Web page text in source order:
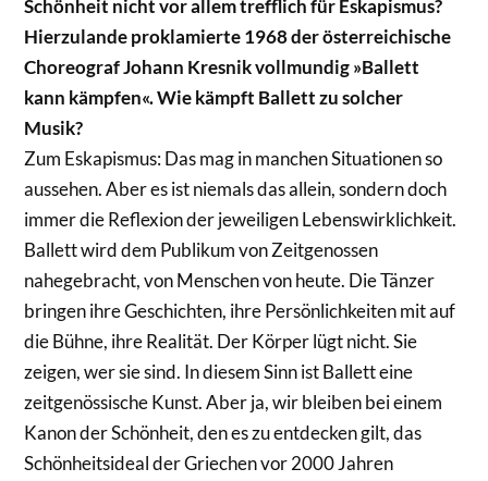
Schönheit nicht vor allem trefflich für Eskapismus?
Hierzulande proklamierte 1968 der österreichische
Choreograf Johann Kresnik vollmundig »Ballett
kann kämpfen«. Wie kämpft Ballett zu solcher
Musik?
Zum Eskapismus: Das mag in manchen Situationen so
aussehen. Aber es ist niemals das allein, sondern doch
immer die Reflexion der jeweiligen Lebenswirklichkeit.
Ballett wird dem Publikum von Zeitgenossen
nahegebracht, von Menschen von heute. Die Tänzer
bringen ihre Geschichten, ihre Persönlichkeiten mit auf
die Bühne, ihre Realität. Der Körper lügt nicht. Sie
zeigen, wer sie sind. In diesem Sinn ist Ballett eine
zeitgenössische Kunst. Aber ja, wir bleiben bei einem
Kanon der Schönheit, den es zu entdecken gilt, das
Schönheitsideal der Griechen vor 2000 Jahren